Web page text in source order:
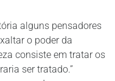
alguns pensadores
o poder da
consiste em tratar os
ser tratado.”